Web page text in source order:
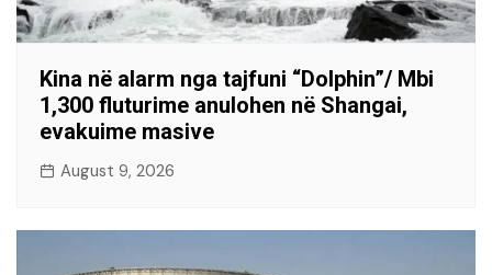
Kina në alarm nga tajfuni “Dolphin”/ Mbi
1,300 fluturime anulohen në Shangai,
evakuime masive
August 9, 2026